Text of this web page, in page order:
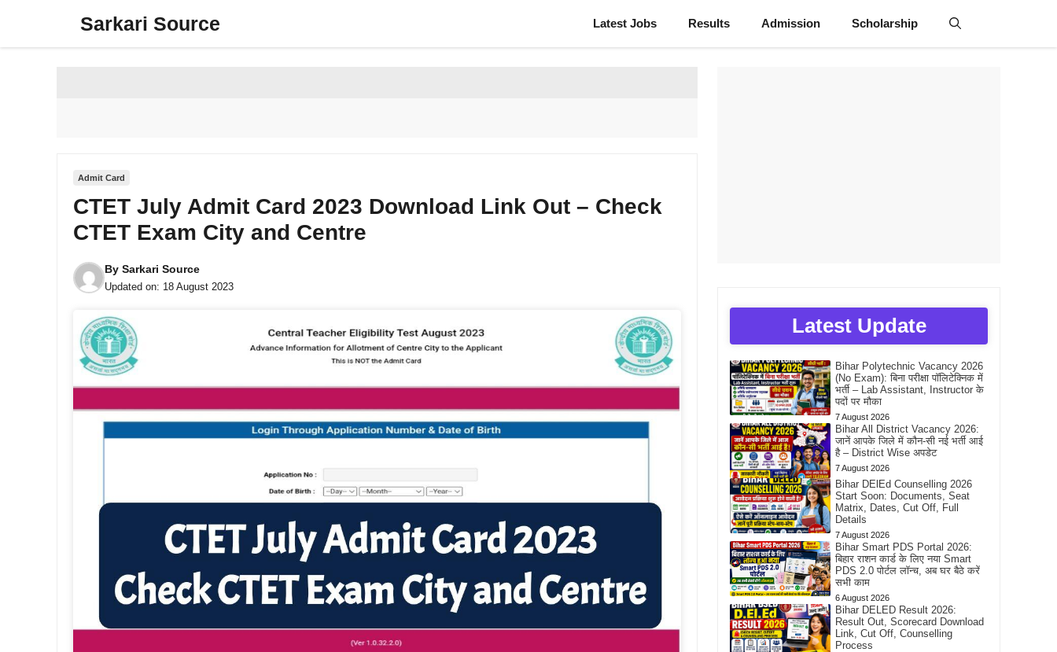
Sarkari Source Latest Jobs Results Admission Scholarship
Admit Card
CTET July Admit Card 2023 Download Link Out – Check
CTET Exam City and Centre
By Sarkari Source
Updated on: 18 August 2023
Latest Update
Bihar Polytechnic Vacancy 2026
(No Exam): बिना परीक्षा पॉलिटेक्निक में
भर्ती – Lab Assistant, Instructor के
पदों पर मौका
7 August 2026
Bihar All District Vacancy 2026:
जानें आपके जिले में कौन-सी नई भर्ती आई
है – District Wise अपडेट
7 August 2026
Bihar DElEd Counselling 2026
Start Soon: Documents, Seat
Matrix, Dates, Cut Off, Full
Details
7 August 2026
Bihar Smart PDS Portal 2026:
बिहार राशन कार्ड के लिए नया Smart
PDS 2.0 पोर्टल लॉन्च, अब घर बैठे करें
सभी काम
6 August 2026
Bihar DELED Result 2026:
Result Out, Scorecard Download
Link, Cut Off, Counselling
Process